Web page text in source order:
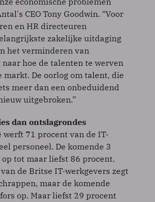
CEO Tony Goodwin. “Voor
en HR directeuren
zakelijke uitdaging
het verminderen van
hoe de talenten te werven
markt. De oorlog om talent, die
meer dan een onbeduidend
uitgebroken.”
dan ontslagrondes
71 procent van de IT-
personeel. De komende 3
tot maar liefst 86 procent.
de Britse IT-werkgevers zegt
maar de komende
op. Maar liefst 29 procent